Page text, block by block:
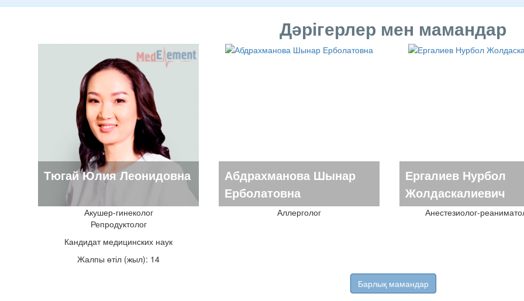
Дәрігерлер мен мамандар
Тюгай Юлия Леонидовна
Акушер-гинеколог
Репродуктолог
Кандидат медицинских наук
Жалпы өтіл (жыл): 14
Абдрахманова Шынар
Ерболатовна
Аллерголог
Ергалиев Нурбол
Жолдаскалиевич
Анестезиолог-
Барлық мамандар